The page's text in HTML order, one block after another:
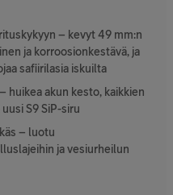
– kevyt 49 mm:n
ja korroosion­kestävä, ja
safiiri­lasia iskuilta
huikea akun kesto, kaikkien
S9 SiP-siru
– luotu
ja vesiurheilun